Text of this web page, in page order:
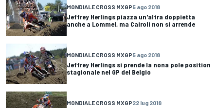
MONDIALE CROSS MXGP5 ago 2018
Jeffrey Herlings piazza un'altra doppietta
anche a Lommel, ma Cairoli non si arrende
MONDIALE CROSS MXGP5 ago 2018
Jeffrey Herlings si prende la nona pole position
stagionale nel GP del Belgio
MONDIALE CROSS MXGP22 lug 2018